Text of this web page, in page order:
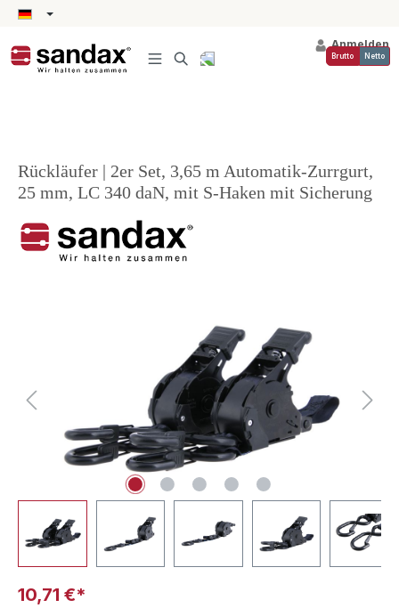
springen
Anmelden
Brutto Netto
Rückläufer | 2er Set, 3,65 m Automatik-Zurrgurt,
25 mm, LC 340 daN, mit S-Haken mit Sicherung
10,71 €*